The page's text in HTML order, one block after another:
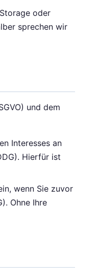
oder
sprechen wir
und dem
Interesses an
Hierfür ist
wenn Sie zuvor
Ohne Ihre